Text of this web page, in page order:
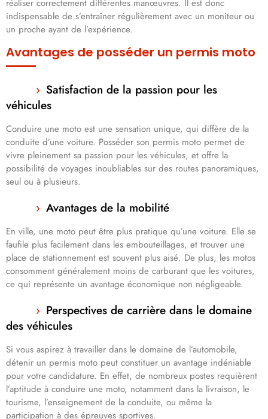
réaliser correctement différentes manœuvres. Il est donc
indispensable de s’entraîner régulièrement avec un moniteur ou
un proche ayant de l’expérience.
Avantages de posséder un permis moto
Satisfaction de la passion pour les
véhicules
Conduire une moto est une sensation unique, qui diffère de la
conduite d’une voiture. Posséder son permis moto permet de
vivre pleinement sa passion pour les véhicules, et offre la
possibilité de voyages inoubliables sur des routes panoramiques,
seul ou à plusieurs.
Avantages de la mobilité
En ville, une moto peut être plus pratique qu’une voiture. Elle se
faufile plus facilement dans les embouteillages, et trouver une
place de stationnement est souvent plus aisé. De plus, les motos
consomment généralement moins de carburant que les voitures,
ce qui représente un avantage économique non négligeable.
Perspectives de carrière dans le domaine
des véhicules
Si vous aspirez à travailler dans le domaine de l’automobile,
détenir un permis moto peut constituer un avantage indéniable
pour votre candidature. En effet, de nombreux postes requièrent
l’aptitude à conduire une moto, notamment dans la livraison, le
tourisme, l’enseignement de la conduite, ou même la
participation à des épreuves sportives.